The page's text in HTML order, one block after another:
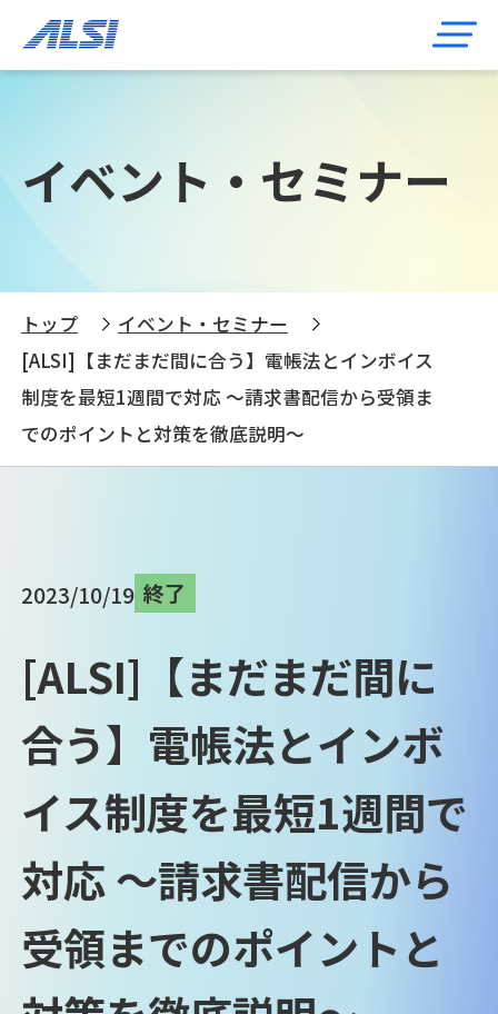
イベント・セミナー
トップ
イベント・セミナー
[ALSI]【まだまだ間に合う】電帳法とインボイス
制度を最短1週間で対応 ～請求書配信から受領ま
でのポイントと対策を徹底説明～
2023/10/19 終了
[ALSI]【まだまだ間に
合う】電帳法とインボ
イス制度を最短1週間で
対応 ～請求書配信から
受領までのポイントと